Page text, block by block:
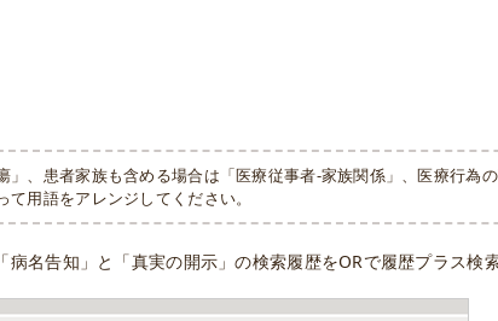
」、患者家族も含める場合は「医療従事者-家族関係」、医療行為
用語をアレンジしてください。
名告知」と「真実の開示」の検索履歴をORで履歴プラス検索